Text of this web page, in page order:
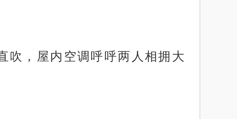
吹，屋内空调呼呼两人相拥大